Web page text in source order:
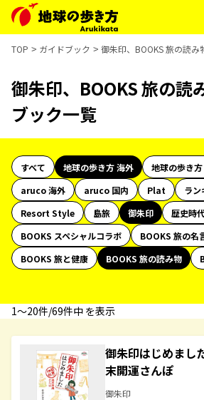
TOP ガイドブック 御朱印、BOOKS 旅の読
御朱印、BOOKS 旅の読
ブック一覧
すべて 地球の歩き方 海外
地球の歩き方
aruco 海外
aruco 国内 Plat
ラン
Resort Style
島旅 御朱印 歴史時
BOOKS スペシャルコラボ
BOOKS 旅の名
BOOKS 旅と健康
BOOKS 旅の読み物
1〜20件/69件中 を表示
御朱印はじめま
末開運さんぽ
御朱印